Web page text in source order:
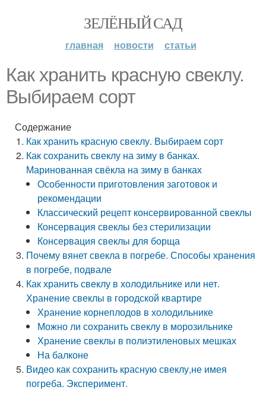
ЗЕЛЁНЫЙ САД
главная новости статьи
Как хранить красную свеклу.
Выбираем сорт
Содержание
Как хранить красную свеклу. Выбираем сорт
Как сохранить свеклу на зиму в банках.
Маринованная свёкла на зиму в банках
Особенности приготовления заготовок и
рекомендации
Классический рецепт консервированной свеклы
Консервация свеклы без стерилизации
Консервация свеклы для борща
Почему вянет свекла в погребе. Способы хранения
в погребе, подвале
Как хранить свеклу в холодильнике или нет.
Хранение свеклы в городской квартире
Хранение корнеплодов в холодильнике
Можно ли сохранить свеклу в морозильнике
Хранение свеклы в полиэтиленовых мешках
На балконе
Видео как сохранить красную свеклу,не имея
погреба. Эксперимент.